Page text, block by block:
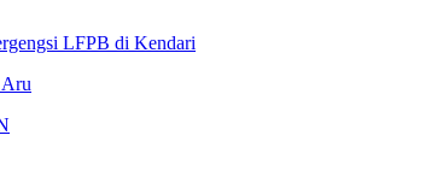
LFPB di Kendari